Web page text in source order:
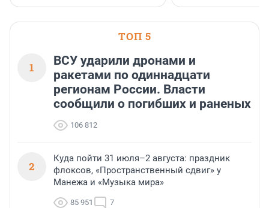
ТОП 5
1
ВСУ ударили дронами и
ракетами по одиннадцати
регионам России. Власти
сообщили о погибших и раненых
106 812
2
Куда пойти 31 июля–2 августа: праздник
флоксов, «Пространственный сдвиг» у
Манежа и «Музыка мира»
85 951 7